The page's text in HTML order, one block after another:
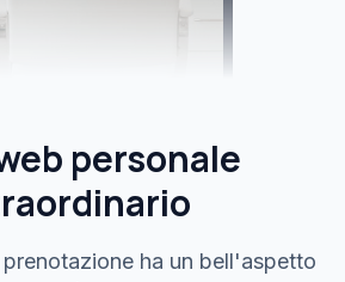
personale
ha un bell'aspetto